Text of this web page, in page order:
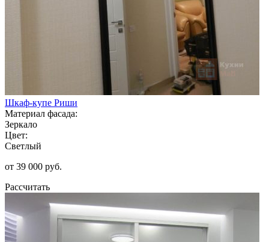
Шкаф-купе Риши
Материал фасада:
Зеркало
Цвет:
Светлый
от 39 000 руб.
Рассчитать